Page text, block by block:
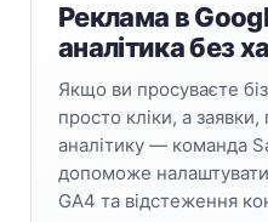
Реклама в
аналітика без
Якщо ви просуваєте
просто кліки, а
аналітику — команда
допоможе
GA4 та відстеження